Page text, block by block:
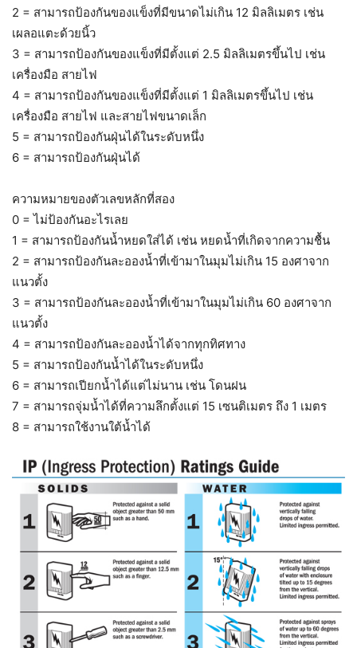
2 = สามารถป้องกันของแข็งที่มีขนาดไม่เกิน 12 มิลลิเมตร เช่น
เผลอแตะด้วยนิ้ว
3 = สามารถป้องกันของแข็งที่มีตั้งแต่ 2.5 มิลลิเมตรขึ้นไป เช่น
เครื่องมือ สายไฟ
4 = สามารถป้องกันของแข็งที่มีตั้งแต่ 1 มิลลิเมตรขึ้นไป เช่น
เครื่องมือ สายไฟ และสายไฟขนาดเล็ก
5 = สามารถป้องกันฝุ่นได้ในระดับหนึ่ง
6 = สามารถป้องกันฝุ่นได้
ความหมายของตัวเลขหลักที่สอง
0 = ไม่ป้องกันอะไรเลย
1 = สามารถป้องกันน้ำหยดใส่ได้ เช่น หยดน้ำที่เกิดจากความชื้น
2 = สามารถป้องกันละอองน้ำที่เข้ามาในมุมไม่เกิน 15 องศาจาก
แนวตั้ง
3 = สามารถป้องกันละอองน้ำที่เข้ามาในมุมไม่เกิน 60 องศาจาก
แนวตั้ง
4 = สามารถป้องกันละอองน้ำได้จากทุกทิศทาง
5 = สามารถป้องกันน้ำได้ในระดับหนึ่ง
6 = สามารถเปียกน้ำได้แต่ไม่นาน เช่น โดนฝน
7 = สามารถจุ่มน้ำได้ที่ความลึกตั้งแต่ 15 เซนติเมตร ถึง 1 เมตร
8 = สามารถใช้งานใต้น้ำได้